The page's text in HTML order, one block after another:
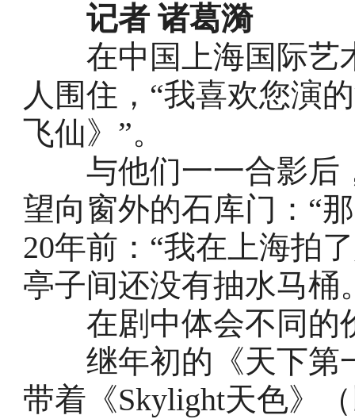
记者 诸葛漪
在中国上海国际艺
人围住，“我喜欢您演
飞仙》”。
与他们一一合影后
望向窗外的石库门：“
20年前：“我在上海拍
亭子间还没有抽水马桶
在剧中体会不同的
继年初的《天下第
带着《Skylight天色》